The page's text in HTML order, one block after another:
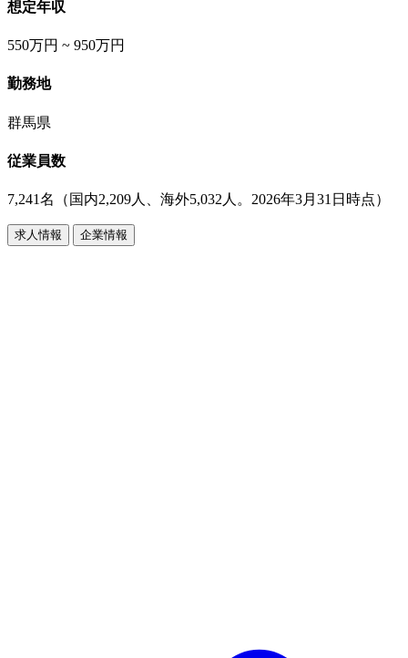
想定年収
550万円 ~ 950万円
勤務地
群馬県
従業員数
7,241名（国内2,209人、海外5,032人。2026年3月31日時点）
求人情報 企業情報